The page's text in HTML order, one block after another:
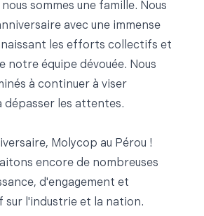
sommes une famille. Nous
avec une immense
les efforts collectifs et
notre équipe dévouée. Nous
à continuer à viser
dépasser les attentes.
Molycop au Pérou !
encore de nombreuses
d'engagement et
l'industrie et la nation.